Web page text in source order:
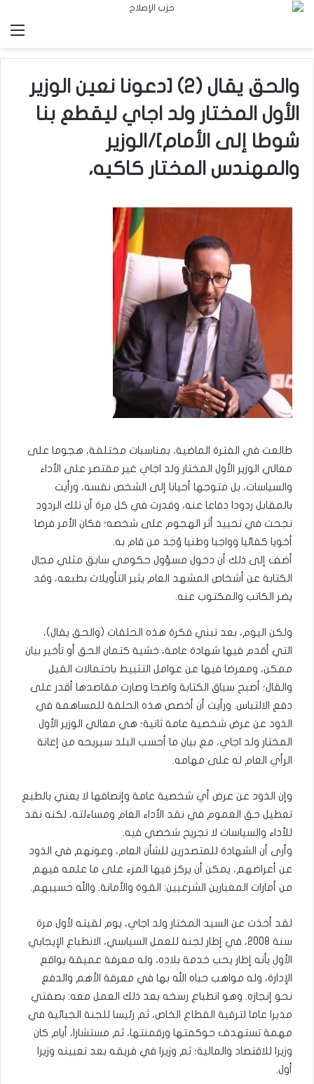
والحق يقال (2) [دعونا نعين الوزير
الأول المختار ولد اجاي ليقطع بنا
شوطا إلى الأمام]/الوزير
والمهندس المختار كاكيه،
طالعت في الفترة الماضية، بمناسبات مختلفة، هجوما على
معالي الوزير الأول المختار ولد اجاي غير مقتصر على الأداء
والسياسات، بل متوجها أحيانا إلى الشخص نفسه، ورأيت
بالمقابل ردودا دفاعا عنه، وقدرت في كل مرة أن تلك الردود
نجحت في تحييد أثر الهجوم على شخصه؛ فكان الأمر فرضا
أخويا كفائيا وواجبا وطنيا وُجد من قام به.
أضف إلى ذلك أن دخول مسؤول حكومي سابق مثلي مجال
الكتابة عن أشخاص المشهد العام يثير التأويلات بطبعه، وقد
يضر الكاتب والمكتوب عنه.
ولكن اليوم، بعد تبني فكرة هذه الحلقات (والحق يقال)،
التي أقدم فيها شهادة عامة، خشية كتمان الحق أو تأخير بيان
ممكن، ومعرضا فيها عن عوامل التثبيط باحتمالات القيل
والقال؛ أصبح سياق الكتابة واضحا وصارت مقاصدها أقدر على
دفع الالتباس. ورأيت أن أخصص هذه الحلقة للمساهمة في
الذود عن عرض شخصية عامة ثانية؛ هي معالي الوزير الأول
المختار ولد اجاي، مع بيان ما أحسب البلد سيربحه من إعانة
الرأي العام له على مهامه.
وإن الذود عن عرض أي شخصية عامة وإنصافها لا يعني بالطبع
تعطيل حق العموم في نقد الأداء العام ومساءلته، لكنه نقد
للأداء والسياسات لا تجريح شخصي فيه.
وأرى أن الشهادة للمتصدرين للشأن العام، وعونهم في الذود
عن أعراضهم، يمكن أن يركز فيها المرء على ما علمه فيهم
من أمارات المعيارين الشرعيين: القوة والأمانة. والله حسيبهم.
لقد أخذت عن السيد المختار ولد اجاي، يوم لقيته لأول مرة
سنة 2008، في إطار لجنة للعمل السياسي، الانطباع الإيجابي
الأول بأنه إطار يحب خدمة بلاده، وله معرفة عميقة بواقع
الإدارة، وله مواهب حباه الله بها في معرفة الأهم والدفع
نحو إنجازه. وهو انطباع رسخه بعد ذلك العمل معه: بصفتي
مديرا عاما لترقية القطاع الخاص، ثم رئيسا للجنة الجبائية في
مهمة تستهدف حوكمتها ورقمنتها، ثم مستشارا، أيام كان
وزيرا للاقتصاد والمالية؛ ثم وزيرا في فريقه بعد تعيينه وزيرا
أول.